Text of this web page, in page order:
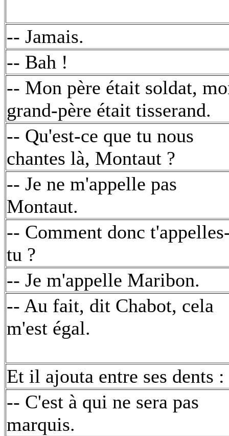
-- Jamais.
-- Bah !
-- Mon père était soldat,
grand-père était tisserand.
-- Qu'est-ce que tu nous
chantes là, Montaut ?
-- Je ne m'appelle pas
Montaut.
-- Comment donc
tu ?
-- Je m'appelle Maribon.
-- Au fait, dit Chabot, cela
m'est égal.
Et il ajouta entre ses dents :
-- C'est à qui ne sera pas
marquis.